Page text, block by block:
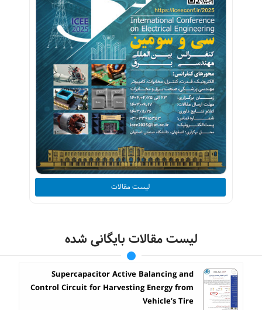
لیست مقالات
لیست مقالات بایگانی شده
Supercapacitor Active Balancing and
Control Circuit for Harvesting Energy from
Vehicle’s Tire